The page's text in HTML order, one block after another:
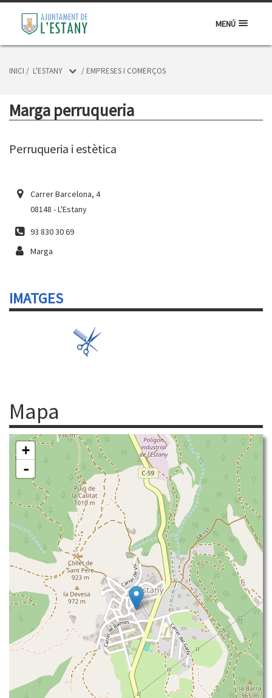
MENÚ
INICI / L'ESTANY / EMPRESES I COMERÇOS
Marga perruqueria
Perruqueria i estètica
Carrer Barcelona, 4
08148 - L'Estany
93 830 30 69
Marga
IMATGES
Mapa
+
-